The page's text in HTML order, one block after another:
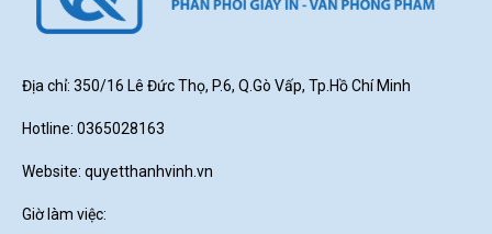
Địa chỉ: 350/16 Lê Đức Thọ, P.6, Q.Gò Vấp, Tp.Hồ Chí Minh
Hotline: 0365028163
Website: quyetthanhvinh.vn
Giờ làm việc: